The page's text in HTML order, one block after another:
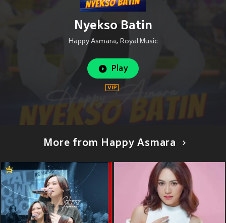
Nyekso Batin
Happy Asmara, Royal Music
Play
More from Happy Asmara